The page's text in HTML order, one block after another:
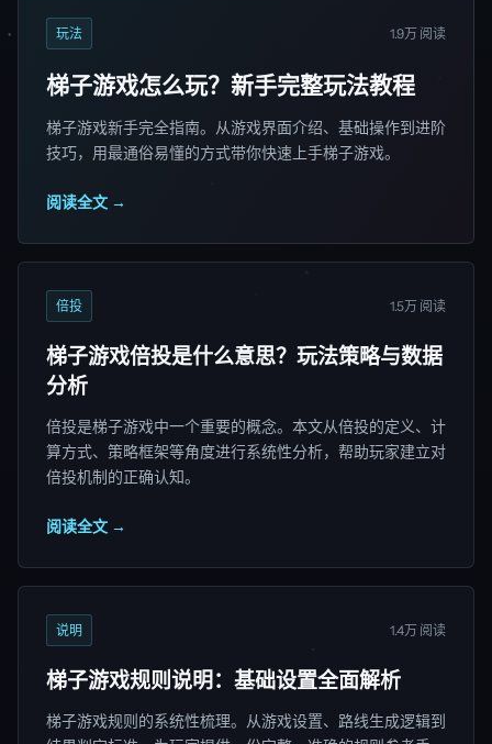
玩法 1.9万 阅读
梯子游戏怎么玩？新手完整玩法教程
梯子游戏新手完全指南。从游戏界面介绍、基础操作到进阶
技巧，用最通俗易懂的方式带你快速上手梯子游戏。
阅读全文 →
倍投 1.5万 阅读
梯子游戏倍投是什么意思？玩法策略与数据
分析
倍投是梯子游戏中一个重要的概念。本文从倍投的定义、计
算方式、策略框架等角度进行系统性分析，帮助玩家建立对
倍投机制的正确认知。
阅读全文 →
说明 1.4万 阅读
梯子游戏规则说明：基础设置全面解析
梯子游戏规则的系统性梳理。从游戏设置、路线生成逻辑到